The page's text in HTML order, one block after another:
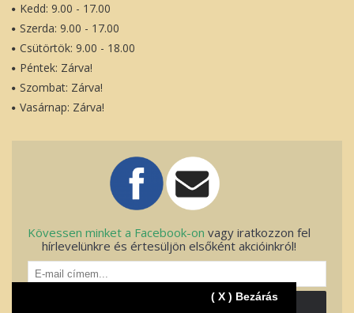
( X ) Bezárás
Kedd: 9.00 - 17.00
Szerda: 9.00 - 17.00
Csütörtök: 9.00 - 18.00
Péntek: Zárva!
Szombat: Zárva!
Vasárnap: Zárva!
Kövessen minket a Facebook-on vagy iratkozzon fel
hírlevelünkre és értesüljön elsőként akcióinkról!
FELIRATKOZOK!